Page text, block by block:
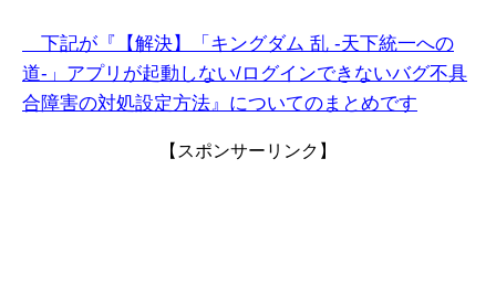
下記が『【解決】「キングダム 乱 -天下統一への
道-」 アプリが起動しない/ログインできないバグ不具
合障害の対処設定方法』についてのまとめです
【スポンサーリンク】